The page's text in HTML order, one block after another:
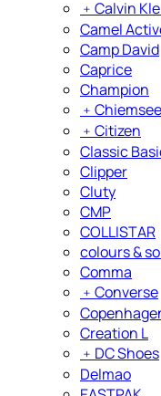
﹢ Calvin
Camel
Camp David
Caprice
Champion
﹢ Chiemsee
﹢ Citizen
Classic
Clipper
Cluty
CMP
COLLISTAR
colours &
Comma
﹢ Converse
Creation L
﹢ DC Shoes
Delmao